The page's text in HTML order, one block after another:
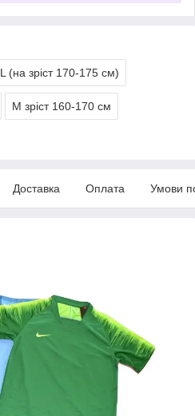
L (на зріст 170-175 см)
М зріст 160-170 см
Доставка Оплата Умови